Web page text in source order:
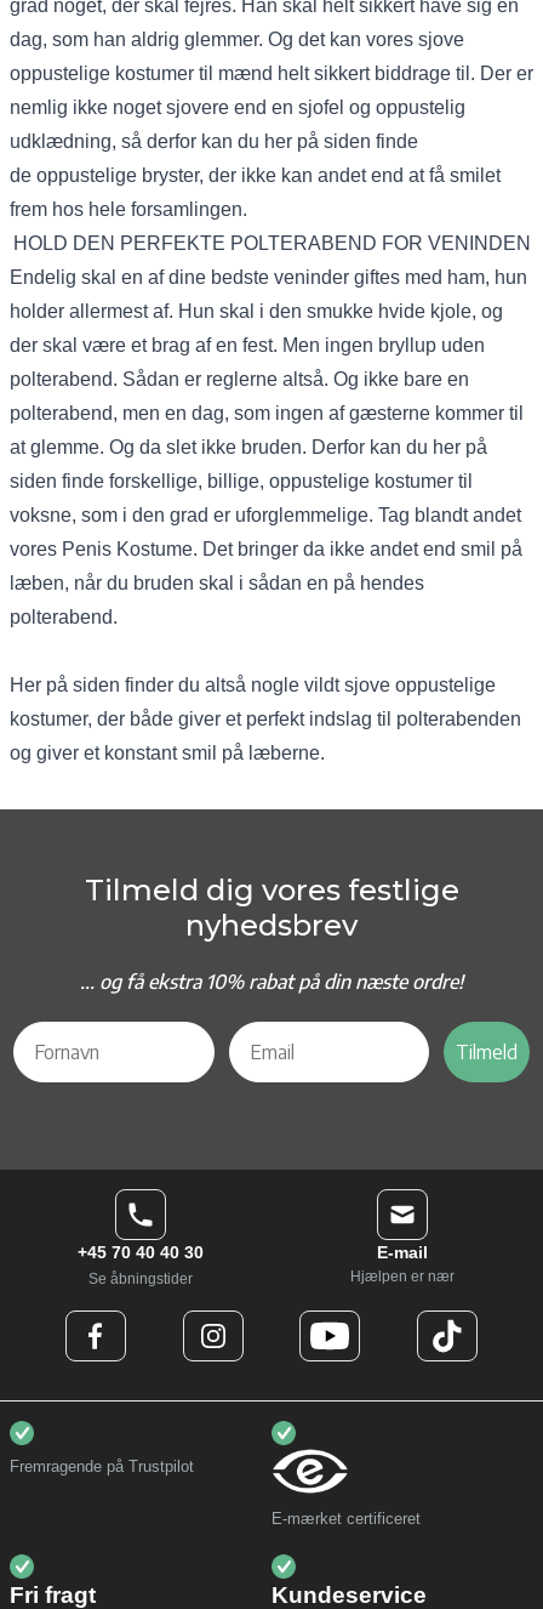
grad noget, der skal fejres. Han skal helt sikkert have sig en
dag, som han aldrig glemmer. Og det kan vores sjove
oppustelige kostumer til mænd helt sikkert biddrage til. Der er
nemlig ikke noget sjovere end en sjofel og oppustelig
udklædning, så derfor kan du her på siden finde
de oppustelige bryster, der ikke kan andet end at få smilet
frem hos hele forsamlingen.
HOLD DEN PERFEKTE POLTERABEND FOR VENINDEN
Endelig skal en af dine bedste veninder giftes med ham, hun
holder allermest af. Hun skal i den smukke hvide kjole, og
der skal være et brag af en fest. Men ingen bryllup uden
polterabend. Sådan er reglerne altså. Og ikke bare en
polterabend, men en dag, som ingen af gæsterne kommer til
at glemme. Og da slet ikke bruden. Derfor kan du her på
siden finde forskellige, billige, oppustelige kostumer til
voksne, som i den grad er uforglemmelige. Tag blandt andet
vores Penis Kostume. Det bringer da ikke andet end smil på
læben, når du bruden skal i sådan en på hendes
polterabend.
Her på siden finder du altså nogle vildt sjove oppustelige
kostumer, der både giver et perfekt indslag til polterabenden
og giver et konstant smil på læberne.
Tilmeld dig vores festlige
nyhedsbrev
... og få ekstra 10% rabat på din næste ordre!
Tilmeld
+45 70 40 40 30
Se åbningstider
E-mail
Hjælpen er nær
Fremragende på Trustpilot
E-mærket certificeret
Fri fragt Kundeservice